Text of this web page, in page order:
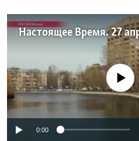
Настоящее Время. 27
No media source
0:00